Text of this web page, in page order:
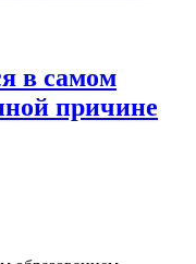
в самом
причине